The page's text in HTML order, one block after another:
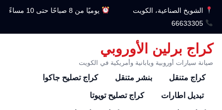
الشويخ الصناعية، الكويت
يوميًا من 8 صباحًا حتى 10 مساءً
66633305
كراج برلين الأوروبي
صيانة سيارات أوروبية ويابانية وأمريكية في الكويت
كراج متنقل بنشر متنقل كراج تصليح جاكوا
تبديل اطارات كراج تصليح تويوتا